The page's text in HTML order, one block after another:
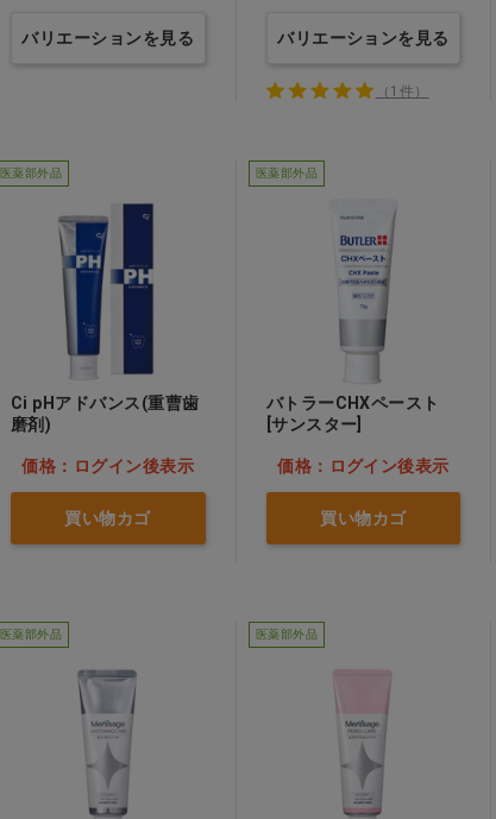
バリエーションを見る バリエーションを見る
（1件）
医薬部外品
Ci pHアドバンス(重曹歯
磨剤)
価格：ログイン後表示
買い物カゴ
医薬部外品
バトラーCHXペースト
[サンスター]
価格：ログイン後表示
買い物カゴ
医薬部外品 医薬部外品